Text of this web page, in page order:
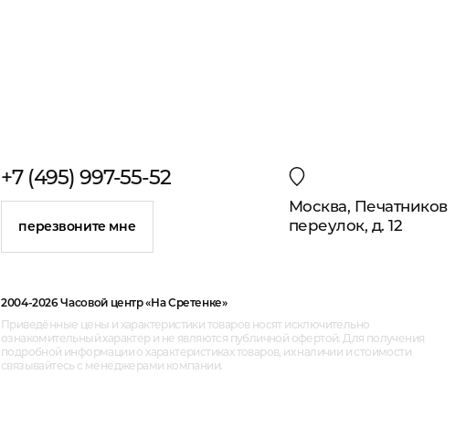
+7 (495) 997-55-52
перезвоните мне
Москва, Печатников
переулок, д. 12
2004-2026 Часовой центр «На Сретенке»
Приведённые цены и характеристики товаров носят исключительно
ознакомительный характер и не являются публичной офертой. Для получения
подробной информации о характеристиках товаров, их наличии и стоимости
связывайтесь с менеджерами компании.